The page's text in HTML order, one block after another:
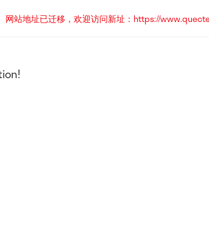
网站地址已迁移，欢迎访问新址：https://